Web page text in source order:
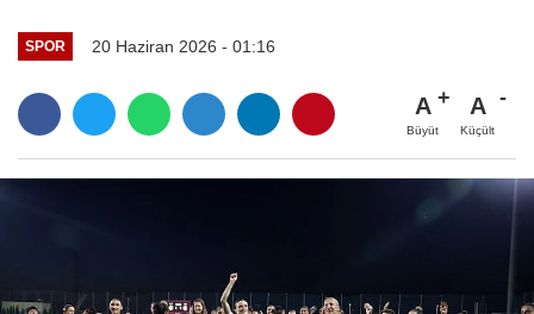
SPOR 20 Haziran 2026 - 01:16
A
Büyüt
A
Küçült